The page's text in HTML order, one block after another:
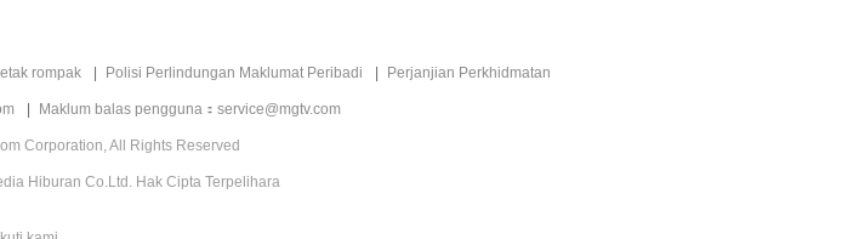
rompak Polisi Perlindungan Maklumat Peribadi Perjanjian Perkhidmatan
Maklum balas pengguna：service@mgtv.com
Corporation, All Rights Reserved
Hiburan Co.Ltd. Hak Cipta Terpelihara